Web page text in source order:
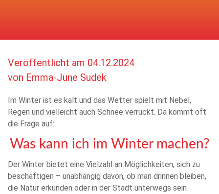
Veröffentlicht am 04.12.2024
von Emma-June Sudek
Im Winter ist es kalt und das Wetter spielt mit Nebel,
Regen und vielleicht auch Schnee verrückt. Da kommt oft
die Frage auf:
Was kann ich im Winter machen?
Der Winter bietet eine Vielzahl an Möglichkeiten, sich zu
beschäftigen – unabhängig davon, ob man drinnen bleiben,
die Natur erkunden oder in der Stadt unterwegs sein